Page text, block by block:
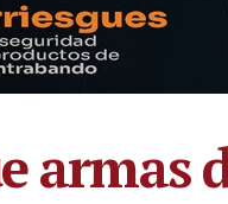
armas